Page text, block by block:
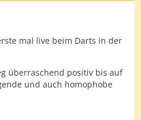
mal live beim Darts in der
überraschend positiv bis auf
und auch homophobe